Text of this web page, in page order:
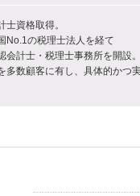
資格取得。
No.1の税理士法人を経て
計士・税理士事務所を開設。
数顧客に有し、具体的かつ